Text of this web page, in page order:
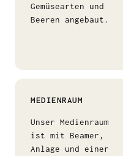
Gemüsearten und
Beeren angebaut.
MEDIENRAUM
Unser Medienraum
ist mit Beamer,
Anlage und einer